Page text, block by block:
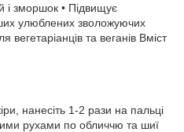
і зморшок • Підвищує
улюблених зволожуючих
вегетаріанців та веганів Вміст
нанесіть 1-2 рази на пальці
рухами по обличчю та шиї